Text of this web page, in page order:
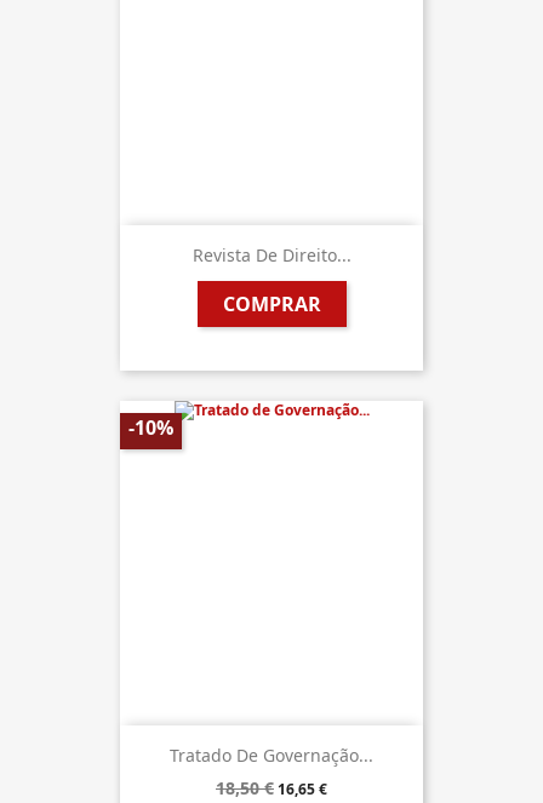
Revista De Direito...
COMPRAR
Tratado De Governação...
18,50 € 16,65 €
-10%